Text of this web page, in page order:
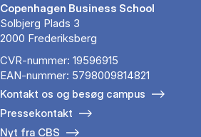
Copenhagen Business School
Solbjerg Plads 3
2000 Frederiksberg
CVR-nummer: 19596915
EAN-nummer: 5798009814821
Kontakt os og besøg campus
Pressekontakt
Nyt fra CBS